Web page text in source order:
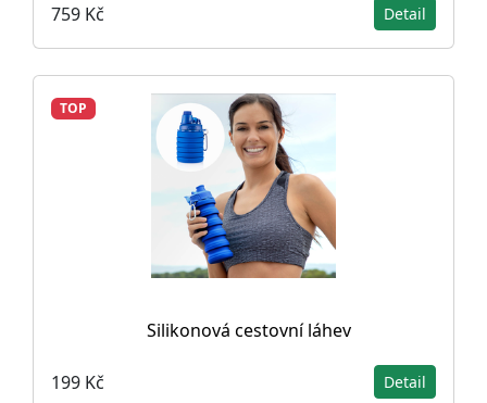
759 Kč Detail
TOP
Silikonová cestovní láhev
199 Kč Detail